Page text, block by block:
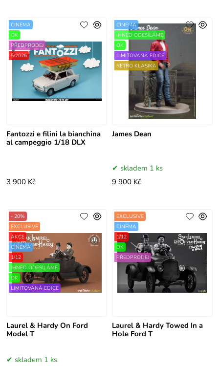
Fantozzi e filini la bianchina
al campeggio 1/18 DLX
CINEMA
OK
PŘEDPRODEJ
5/2026
3 900 Kč
James Dean
CINEMA
IHNED ODESÍLÁME
OK
LIMITOVANÁ EDICE
RETRO KLASIKA
skladem 1 ks
9 900 Kč
Laurel & Hardy On Ford
Model T
- 20%
EXCLUSIVE
AKCE
CINEMA
1/12
IHNED ODESÍLÁME
OK
LIMITOVANÁ EDICE
skladem 1 ks
Laurel & Hardy Towed In a
Hole Ford T
EXCLUSIVE
CINEMA
1/12
OK
PŘEDPRODEJ